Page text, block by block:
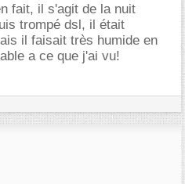
fait, il s'agit de la nuit
trompé dsl, il était
il faisait très humide en
a ce que j'ai vu!